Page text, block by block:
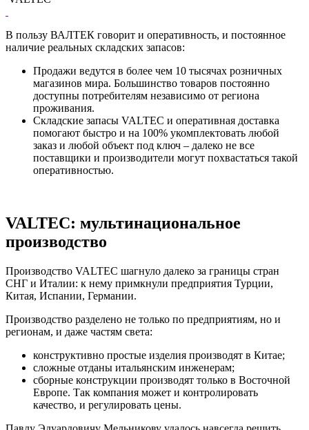
В пользу ВАЛТЕК говорит и оперативность, и постоянное
наличие реальных складских запасов:
Продажи ведутся в более чем 10 тысячах розничных
магазинов мира. Большинство товаров постоянно
доступны потребителям независимо от региона
проживания.
Складские запасы VALTEC и оперативная доставка
помогают быстро и на 100% укомплектовать любой
заказ и любой объект под ключ – далеко не все
поставщики и производители могут похвастаться такой
оперативностью.
VALTEC: мультинациональное
производство
Производство VALTEC шагнуло далеко за границы стран
СНГ и Италии: к нему примкнули предприятия Турции,
Китая, Испании, Германии.
Производство разделено не только по предприятиям, но и
регионам, и даже частям света:
конструктивно простые изделия производят в Китае;
сложные отданы итальянским инженерам;
сборные конструкции производят только в Восточной
Европе. Так компания может и контролировать
качество, и регулировать цены.